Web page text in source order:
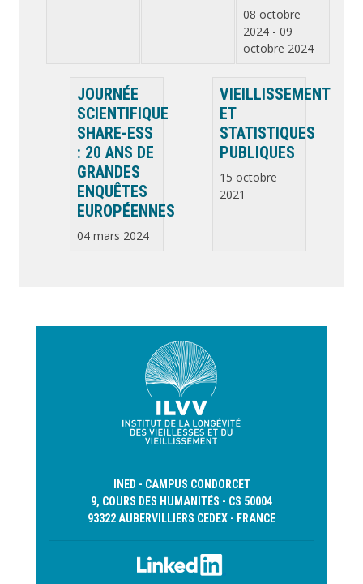
08 octobre
2024 -09
octobre 2024
JOURNÉE
SCIENTIFIQUE
SHARE-ESS
: 20 ANS DE
GRANDES
ENQUÊTES
EUROPÉENNES
04 mars 2024
VIEILLISSEMENT
ET
STATISTIQUES
PUBLIQUES
15 octobre
2021
INED - CAMPUS CONDORCET
9, COURS DES HUMANITÉS - CS 50004
93322 AUBERVILLIERS CEDEX - FRANCE